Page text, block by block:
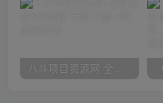
八斗项目资源网 全网正品VIP课程 无损下载~